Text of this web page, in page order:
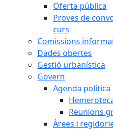
Oferta pública
Proves de
curs
Comissions
Dades obertes
Gestió urbanística
Govern
Agenda política
Reunions
Àrees i